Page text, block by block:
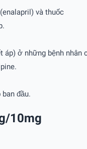
và thuốc
áp) ở những bệnh nhân
đầu.
10mg